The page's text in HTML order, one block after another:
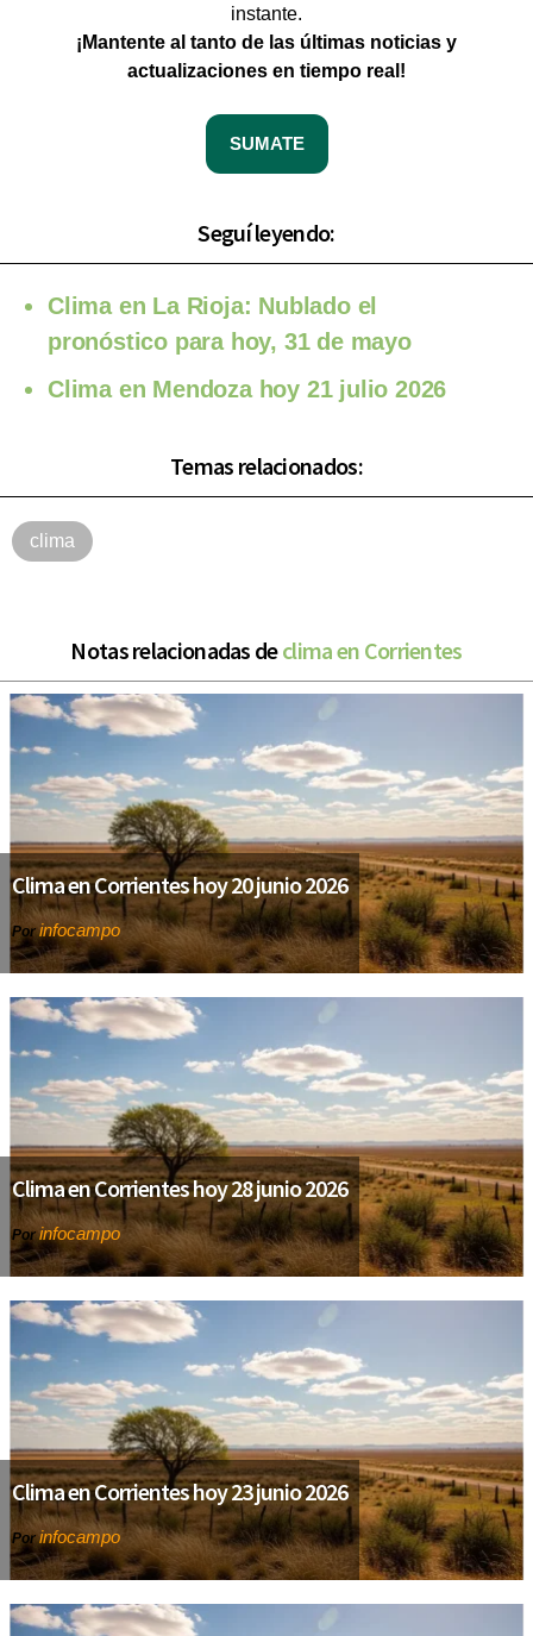
instante.
¡Mantente al tanto de las últimas noticias y
actualizaciones en tiempo real!
SUMATE
Seguí leyendo:
Clima en La Rioja: Nublado el
pronóstico para hoy, 31 de mayo
Clima en Mendoza hoy 21 julio 2026
Temas relacionados:
clima
Notas relacionadas declima en Corrientes
Clima en Corrientes hoy 20 junio 2026
Porinfocampo
Clima en Corrientes hoy 28 junio 2026
Porinfocampo
Clima en Corrientes hoy 23 junio 2026
Porinfocampo